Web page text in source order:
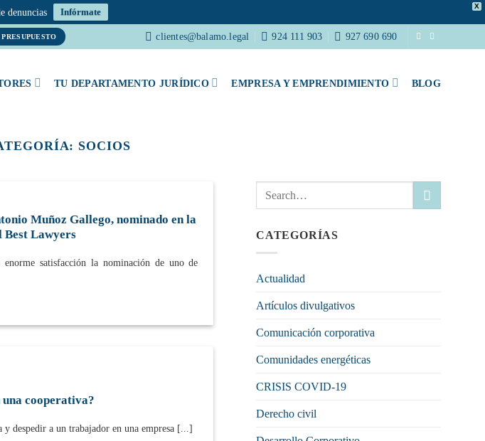
X
denuncias Infórmate
clientes@balamo.legal 924 111 903 927 690 690
TU DEPARTAMENTO JURÍDICO EMPRESA Y EMPRENDIMIENTO BLOG
SOCIOS
Muñoz Gallego, nominado en la
Lawyers
enorme satisfacción la nominación de uno de
una cooperativa?
despedir a un trabajador en una empresa [...]
CATEGORÍAS
Actualidad
Artículos divulgativos
Comunicación corporativa
Comunidades energéticas
CRISIS COVID-19
Derecho civil